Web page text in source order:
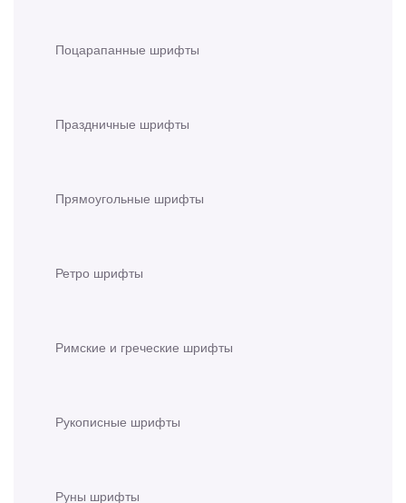
Поцарапанные шрифты
Праздничные шрифты
Прямоугольные шрифты
Ретро шрифты
Римские и греческие шрифты
Рукописные шрифты
Руны шрифты